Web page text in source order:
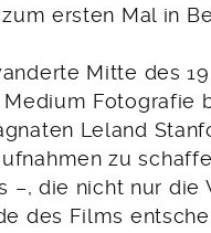
ersten Mal in
Mitte des
Fotografie
Leland
zu
–, die nicht nur die
des Films